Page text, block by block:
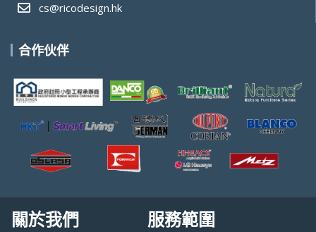
cs@ricodesign.hk
合作伙伴
關於我們 服務範圍